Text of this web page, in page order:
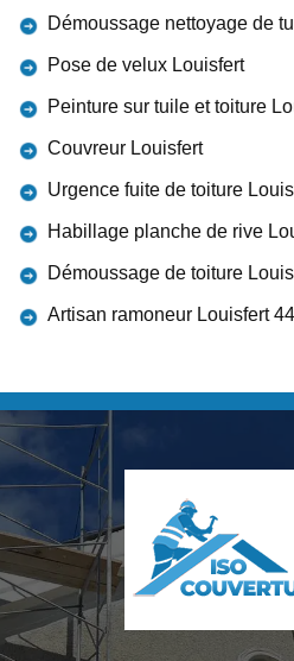
Démoussage nettoyage de
Pose de velux Louisfert
Peinture sur tuile et toiture
Couvreur Louisfert
Urgence fuite de toiture
Habillage planche de rive
Démoussage de toiture
Artisan ramoneur Louisfert